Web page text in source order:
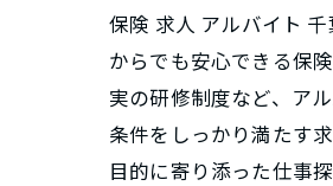
保険 求人 アルバイト
からでも安心できる保
実の研修制度など、ア
条件をしっかり満たす
目的に寄り添った仕事